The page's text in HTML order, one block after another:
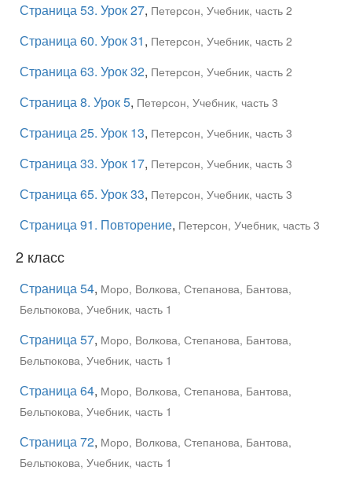
Страница 53. Урок 27, Петерсон, Учебник, часть 2
Страница 60. Урок 31, Петерсон, Учебник, часть 2
Страница 63. Урок 32, Петерсон, Учебник, часть 2
Страница 8. Урок 5, Петерсон, Учебник, часть 3
Страница 25. Урок 13, Петерсон, Учебник, часть 3
Страница 33. Урок 17, Петерсон, Учебник, часть 3
Страница 65. Урок 33, Петерсон, Учебник, часть 3
Страница 91. Повторение, Петерсон, Учебник, часть 3
2 класс
Страница 54, Моро, Волкова, Степанова, Бантова,
Бельтюкова, Учебник, часть 1
Страница 57, Моро, Волкова, Степанова, Бантова,
Бельтюкова, Учебник, часть 1
Страница 64, Моро, Волкова, Степанова, Бантова,
Бельтюкова, Учебник, часть 1
Страница 72, Моро, Волкова, Степанова, Бантова,
Бельтюкова, Учебник, часть 1